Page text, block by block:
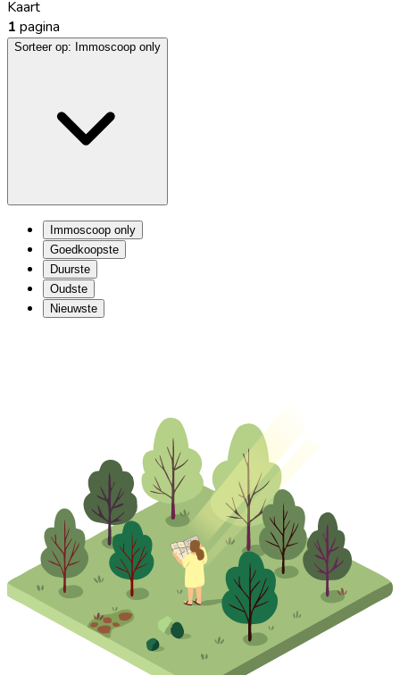
Kaart
1 pagina
Sorteer op: Immoscoop only
Immoscoop only
Goedkoopste
Duurste
Oudste
Nieuwste